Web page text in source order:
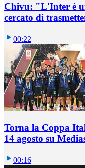
Chivu: "L'Inter è
cercato di
00:22
Torna la Coppa
14 agosto su
00:16